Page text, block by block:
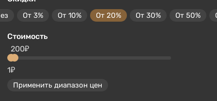
От 3% От 10% От 20% От 30% От 50%
Стоимость
1₽
200₽
Применить диапазон цен